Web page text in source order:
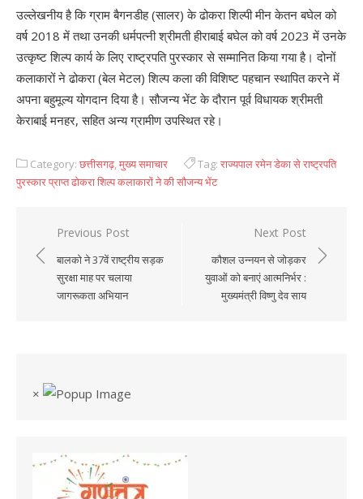
उल्लेखनीय है कि ग्राम बैगनडीह (सालर) के ढोकरा शिल्पी मीन केतन बघेल को
वर्ष 2018 में तथा उनकी धर्मपत्नी श्रीमती हीराबाई बघेल को वर्ष 2023 में उनके
उत्कृष्ट शिल्प कार्य के लिए राष्ट्रपति पुरस्कार से सम्मानित किया गया है। दोनों
कलाकारों ने ढोकरा (बेल मेटल) शिल्प कला की विशिष्ट पहचान स्थापित करने में
अपना बहुमूल्य योगदान दिया है। सौजन्य भेंट के दौरान पूर्व विधायक श्रीमती
केराबाई मनहर, सहित अन्य ग्रामीण उपस्थित रहे।
Category: छत्तीसगढ़,मुख्य समाचार Tag: राज्यपाल रमेन डेका से राष्ट्रपति
पुरस्कार प्राप्त ढोकरा शिल्प कलाकारों ने की सौजन्य भेंट
Post
navigation
Previous Post
बालको ने 37वें राष्ट्रीय सड़क
सुरक्षा माह पर चलाया
जागरूकता अभियान
Next Post
कौशल उन्नयन से जोड़कर
युवाओं को बनाएं आत्मनिर्भर :
मुख्यमंत्री विष्णु देव साय
×